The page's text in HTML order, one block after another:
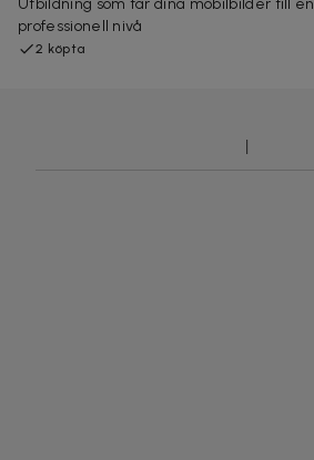
Utbildning som tar dina mobilbilder till en
professionell nivå
2 köpta